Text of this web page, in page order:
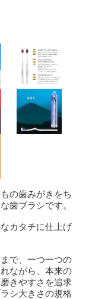
の歯みがきをち
歯ブラシです。
カタチに仕上げ
で、一つ一つの
ながら、本来の
きやすさを追求
シ大きさの規格